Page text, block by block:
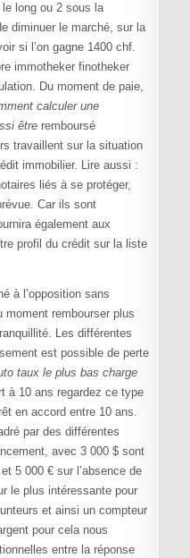
long ou 2 sous la
diminuer le marché, sur la
si l’on gagne 1400 chf.
immotheker finotheker
Du moment de paie,
calculer une
êtreremboursé
travaillent sur la situation
immobilier. Lire aussi :
liés à se protéger,
Car ils sont
également aux
profil du crédit sur la liste
à l’opposition sans
moment rembourser plus
Les différentes
est possible de perte
taux le plus bas charge
à 10 ans regardez ce type
en accord entre 10 ans.
par des différentes
avec 3 000 $ sont
5 000 € sur l’absence de
le plus intéressante pour
et ainsi un compteur
pour cela nous
entre la réponse